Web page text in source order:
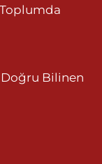
Toplumda
Doğru Bilinen